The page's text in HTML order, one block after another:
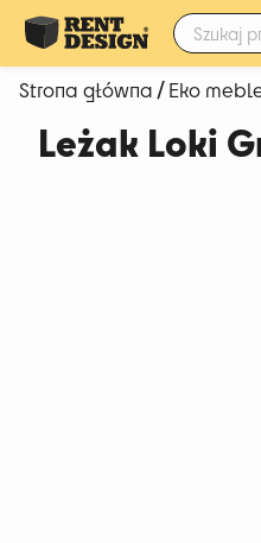
Szukaj:
Strona główna/Eko
Leżak Loki